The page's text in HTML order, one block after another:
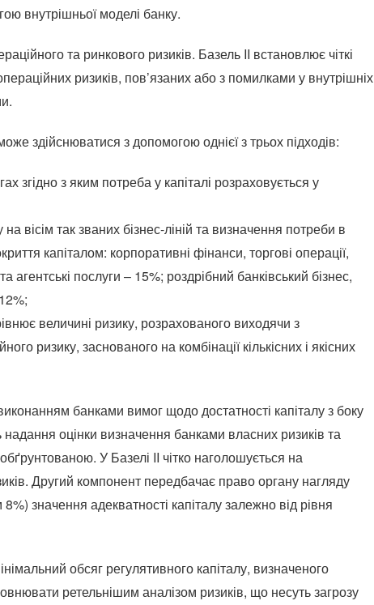
внутрішньої моделі банку.
та ринкового ризиків. Базель II встановлює чіткі
ризиків, пов’язаних або з помилками у внутрішніх
здійснюватися з допомогою однієї з трьох підходів:
згідно з яким потреба у капіталі розраховується у
вісім так званих бізнес-ліній та визначення потреби в
капіталом: корпоративні фінанси, торгові операції,
послуги – 15%; роздрібний банківський бізнес,
величині ризику, розрахованого виходячи з
ризику, заснованого на комбінації кількісних і якісних
банками вимог щодо достатності капіталу з боку
надання оцінки визначення банками власних ризиків та
У Базелі II чітко наголошується на
Другий компонент передбачає право органу нагляду
значення адекватності капіталу залежно від рівня
обсяг регулятивного капіталу, визначеного
ретельнішим аналізом ризиків, що несуть загрозу